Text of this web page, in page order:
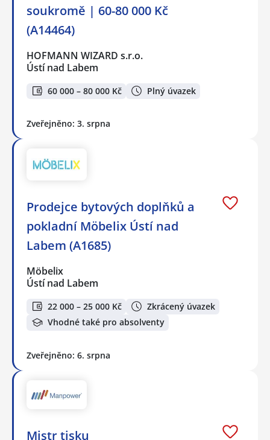
soukromě | 60-80 000 Kč
(A14464)
HOFMANN WIZARD s.r.o.
Ústí nad Labem
60 000 – 80 000 Kč Plný úvazek
Zveřejněno: 3. srpna
Prodejce bytových doplňků a
pokladní Möbelix Ústí nad
Labem (A1685)
Möbelix
Ústí nad Labem
22 000 – 25 000 Kč
Zkrácený úvazek
Vhodné také pro absolventy
Zveřejněno: 6. srpna
Mistr tisku